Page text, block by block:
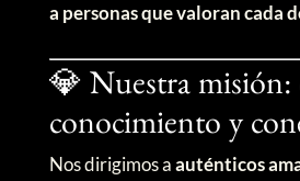
a personas que valoran cada
💎 Nuestra misión:
conocimiento y
Nos dirigimos aauténticos